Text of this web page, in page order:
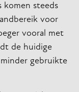
komen steeds
voor
vooral met
de huidige
gebruikte